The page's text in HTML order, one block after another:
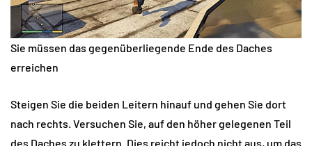
Sie müssen das gegenüberliegende Ende des Daches
erreichen
Steigen Sie die beiden Leitern hinauf und gehen Sie dort
nach rechts. Versuchen Sie, auf den höher gelegenen Teil
des Daches zu klettern. Dies reicht jedoch nicht aus, um das